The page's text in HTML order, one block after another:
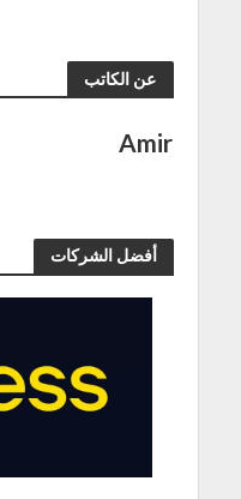
عن الكاتب
Amir
أفضل الشركات